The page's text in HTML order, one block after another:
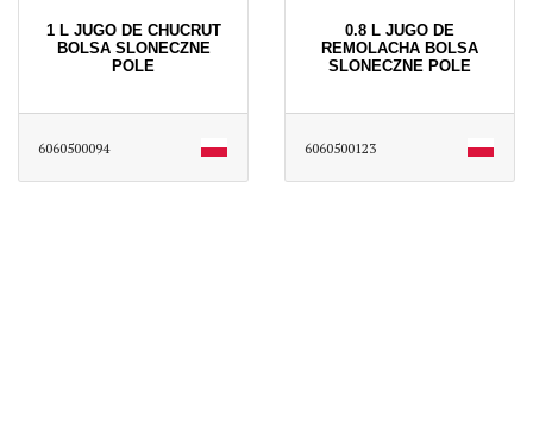
1 L JUGO DE CHUCRUT
BOLSA SLONECZNE
POLE
6060500094
0.8 L JUGO DE
REMOLACHA BOLSA
SLONECZNE POLE
6060500123